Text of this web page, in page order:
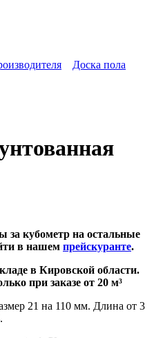
Доска пола
за кубометр на остальные
в нашем прейскуранте.
в Кировской области.
при заказе от 20 м³
21 на 110 мм. Длина от 3